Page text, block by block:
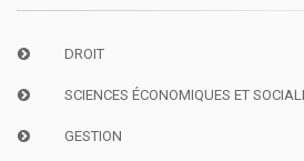
DROIT
SCIENCES ÉCONOMIQUES ET
GESTION